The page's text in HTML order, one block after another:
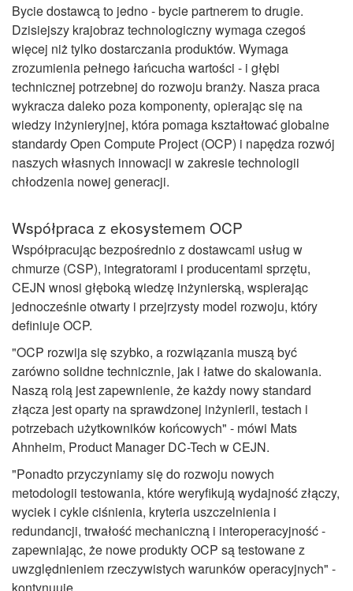
Bycie dostawcą to jedno - bycie partnerem to drugie.
Dzisiejszy krajobraz technologiczny wymaga czegoś
więcej niż tylko dostarczania produktów. Wymaga
zrozumienia pełnego łańcucha wartości - i głębi
technicznej potrzebnej do rozwoju branży. Nasza praca
wykracza daleko poza komponenty, opierając się na
wiedzy inżynieryjnej, która pomaga kształtować globalne
standardy Open Compute Project (OCP) i napędza rozwój
naszych własnych innowacji w zakresie technologii
chłodzenia nowej generacji.
Współpraca z ekosystemem OCP
Współpracując bezpośrednio z dostawcami usług w
chmurze (CSP), integratorami i producentami sprzętu,
CEJN wnosi głęboką wiedzę inżynierską, wspierając
jednocześnie otwarty i przejrzysty model rozwoju, który
definiuje OCP.
"OCP rozwija się szybko, a rozwiązania muszą być
zarówno solidne technicznie, jak i łatwe do skalowania.
Naszą rolą jest zapewnienie, że każdy nowy standard
złącza jest oparty na sprawdzonej inżynierii, testach i
potrzebach użytkowników końcowych" - mówi Mats
Ahnheim, Product Manager DC-Tech w CEJN.
"Ponadto przyczyniamy się do rozwoju nowych
metodologii testowania, które weryfikują wydajność złączy,
wyciek i cykle ciśnienia, kryteria uszczelnienia i
redundancji, trwałość mechaniczną i interoperacyjność -
zapewniając, że nowe produkty OCP są testowane z
uwzględnieniem rzeczywistych warunków operacyjnych" -
kontynuuje.